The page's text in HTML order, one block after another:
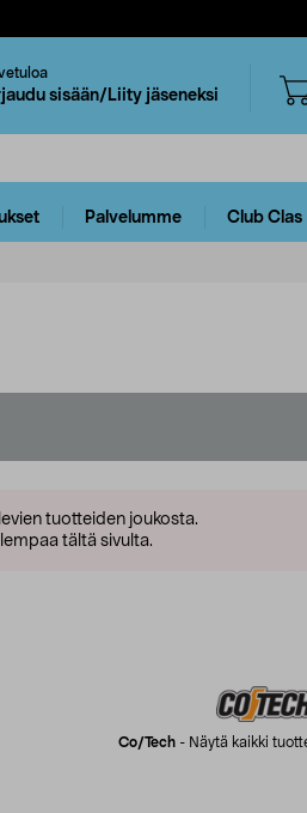
sisään/Liity jäseneksi
Palvelumme Club Clas
tuotteiden joukosta.
tältä sivulta.
Co/tech - Näytä kaikki